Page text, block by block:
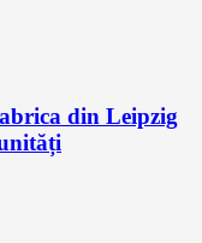
din Leipzig